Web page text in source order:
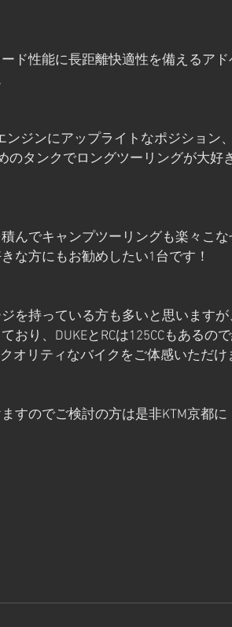
ド性能に長距離快適性を備えるア
ンジンにアップライトなポジション
のタンクでロングツーリングが大好
んでキャンプツーリングも楽々こ
な方にもお勧めしたい1台です！
を持っている方も多いと思いますが
おり、DUKEとRCは125CCもあるの
オリティなバイクをご体感いただけ
すのでご検討の方は是非KTM京都に